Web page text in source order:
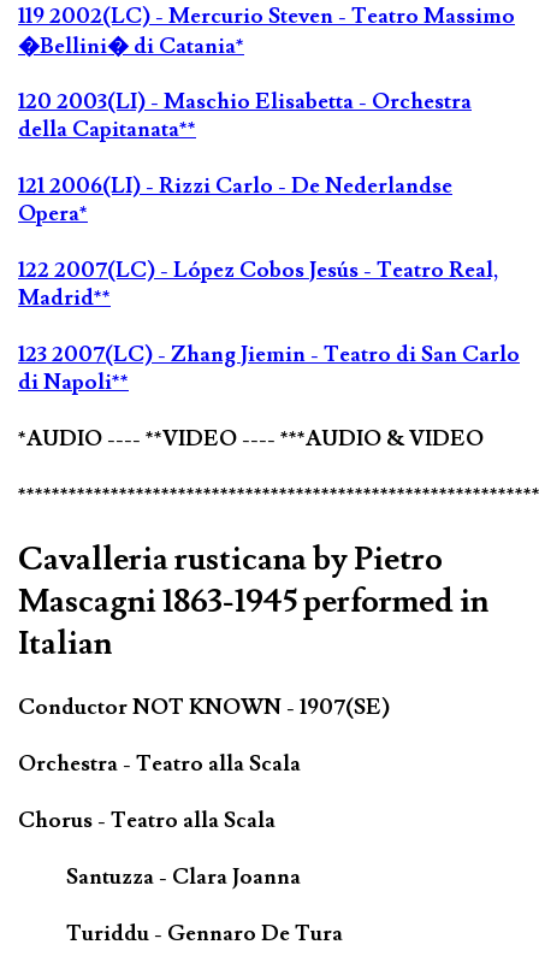
119 2002(LC) - Mercurio Steven - Teatro Massimo
�Bellini� di Catania*
120 2003(LI) - Maschio Elisabetta - Orchestra
della Capitanata**
121 2006(LI) - Rizzi Carlo - De Nederlandse
Opera*
122 2007(LC) - López Cobos Jesús - Teatro Real,
Madrid**
123 2007(LC) - Zhang Jiemin - Teatro di San Carlo
di Napoli**
*AUDIO ---- **VIDEO ---- ***AUDIO & VIDEO
Cavalleria rusticana by Pietro
Mascagni 1863-1945 performed in
Italian
Conductor NOT KNOWN - 1907(SE)
Orchestra - Teatro alla Scala
Chorus - Teatro alla Scala
Santuzza - Clara Joanna
Turiddu - Gennaro De Tura